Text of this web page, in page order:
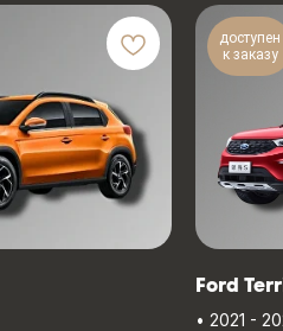
доступен
к заказу
Ford
• 2021 -